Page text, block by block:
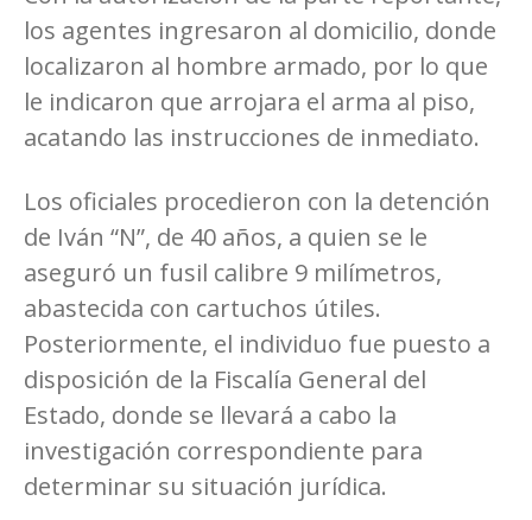
los agentes ingresaron al domicilio, donde
localizaron al hombre armado, por lo que
le indicaron que arrojara el arma al piso,
acatando las instrucciones de inmediato.
Los oficiales procedieron con la detención
de Iván “N”, de 40 años, a quien se le
aseguró un fusil calibre 9 milímetros,
abastecida con cartuchos útiles.
Posteriormente, el individuo fue puesto a
disposición de la Fiscalía General del
Estado, donde se llevará a cabo la
investigación correspondiente para
determinar su situación jurídica.